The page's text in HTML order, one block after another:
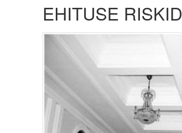
EHITUSE RISKID